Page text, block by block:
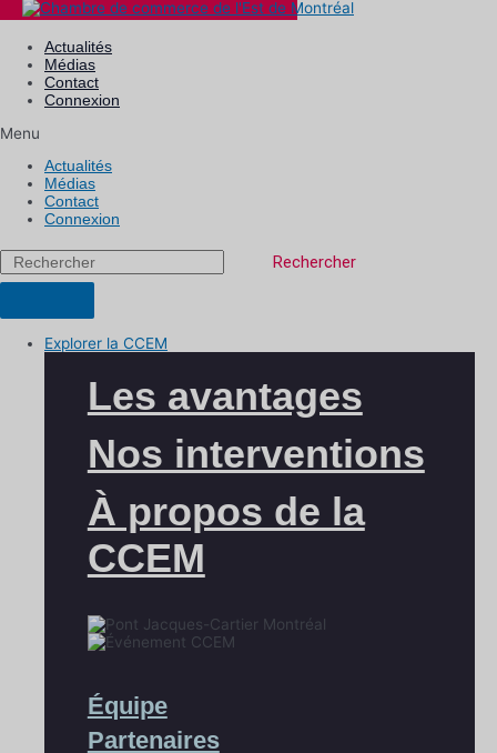
Actualités
Médias
Contact
Connexion
Menu
Actualités
Médias
Contact
Connexion
Rechercher
Explorer la CCEM
Les avantages
Nos interventions
À propos de la
CCEM
Équipe
Partenaires